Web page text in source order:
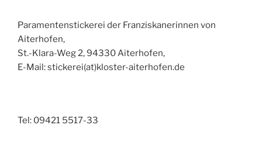
Paramentenstickerei der Franziskanerinnen von
Aiterhofen,
St.-Klara-Weg 2, 94330 Aiterhofen,
E-Mail: stickerei(at)kloster-aiterhofen.de
Tel: 09421 5517-33